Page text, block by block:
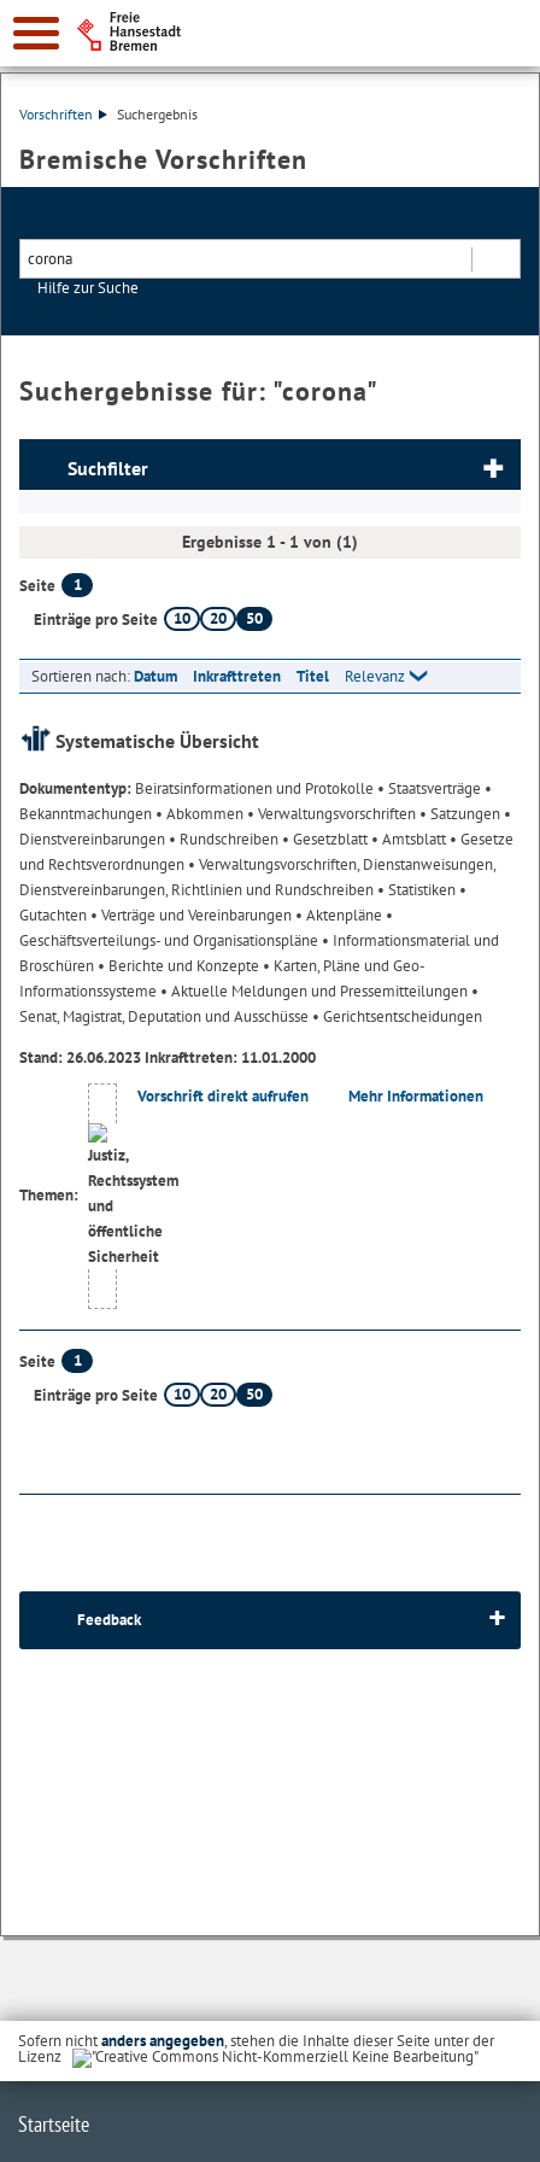
Vorschriften Suchergebnis
Bremische Vorschriften
Hilfe zur Suche
Suchergebnisse für: "corona"
Suchfilter
Ergebnisse 1 - 1 von (1)
Seite
1
Einträge pro Seite
10 20 50
Sortieren nach:Datum Inkrafttreten Titel Relevanz
Systematische Übersicht
Dokumententyp: Beiratsinformationen und Protokolle • Staatsverträge •
Bekanntmachungen • Abkommen • Verwaltungsvorschriften • Satzungen •
Dienstvereinbarungen • Rundschreiben • Gesetzblatt• Amtsblatt• Gesetze
und Rechtsverordnungen • Verwaltungsvorschriften, Dienstanweisungen,
Dienstvereinbarungen, Richtlinien und Rundschreiben • Statistiken •
Gutachten • Verträge und Vereinbarungen • Aktenpläne •
Geschäftsverteilungs- und Organisationspläne • Informationsmaterial und
Broschüren • Berichte und Konzepte • Karten, Pläne und Geo-
Informationssysteme • Aktuelle Meldungen und Pressemitteilungen •
Senat, Magistrat, Deputation und Ausschüsse • Gerichtsentscheidungen
Stand: 26.06.2023 Inkrafttreten: 11.01.2000
Themen:
Vorschrift direkt aufrufen Mehr Informationen
Seite
1
Einträge pro Seite
10 20 50
Feedback
Sofern nichtanders angegeben, stehen die Inhalte dieser Seite unter der
Lizenz
Startseite